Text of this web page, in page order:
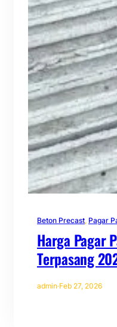
Beton Precast, Pagar
Harga Pagar
Terpasang
admin·Feb 27, 2026